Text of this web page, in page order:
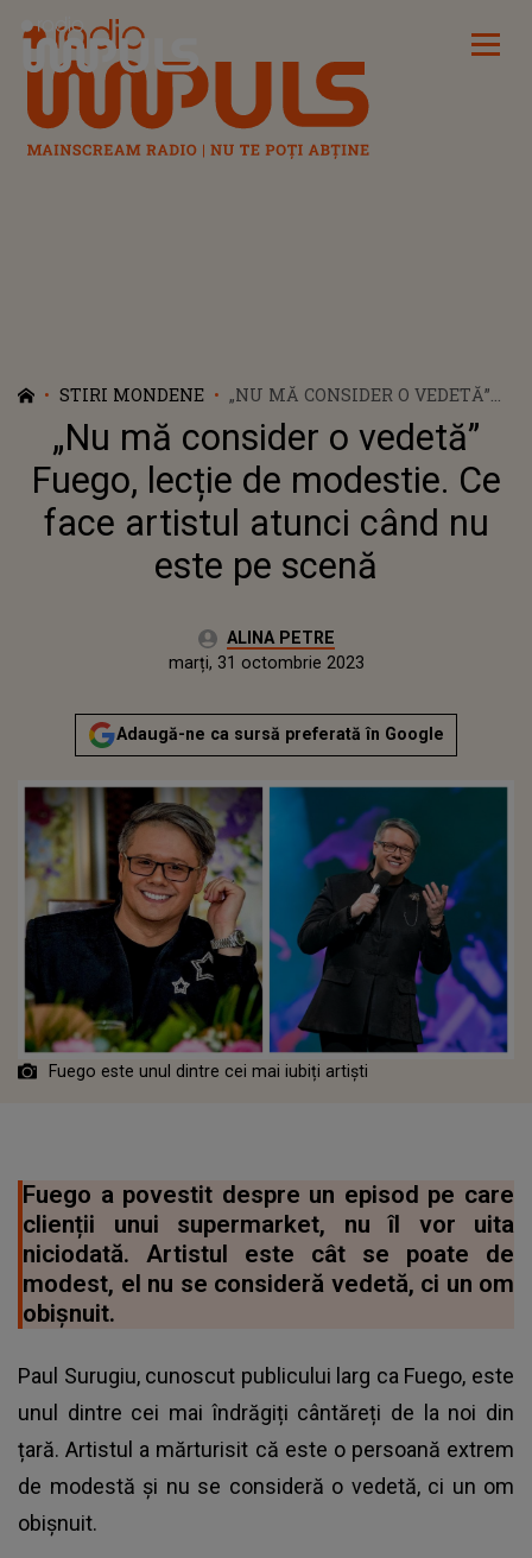
Radio Impuls
STIRI MONDENE
„NU MĂ CONSIDER O VEDETĂ”
FUEGO, LECȚIE DE MODESTIE. CE
FACE ARTISTUL ATUNCI CÂND
NU ESTE PE SCENĂ
„Nu mă consider o vedetă”
Fuego, lecție de modestie. Ce
face artistul atunci când nu
este pe scenă
Autor:ALINA PETRE
Publicat:
marți, 31 octombrie 2023
Adaugă-ne ca sursă preferată în Google
Fuego este unul dintre cei mai iubiți artiști
Fuego a povestit despre un episod pe care
clienții unui supermarket, nu îl vor uita
niciodată. Artistul este cât se poate de
modest, el nu se consideră vedetă, ci un om
obișnuit.
Paul Surugiu, cunoscut publicului larg ca Fuego, este
unul dintre cei mai îndrăgiți cântăreți de la noi din
țară. Artistul a mărturisit că este o persoană extrem
de modestă și nu se consideră o vedetă, ci un om
obișnuit.